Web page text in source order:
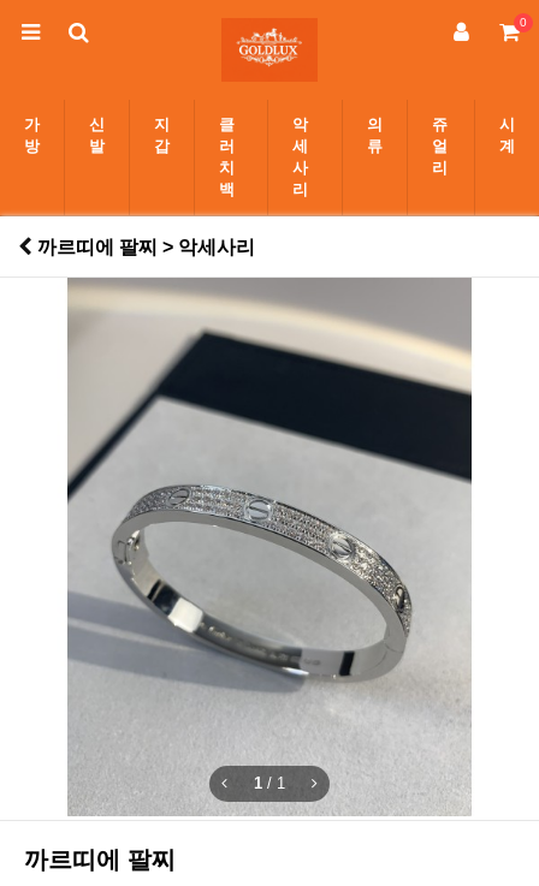
0
가
방
신
발
지
갑
클
러
치
백
악
세
사
리
의
류
쥬
얼
리
시
계
까르띠에 팔찌 > 악세사리
1 / 1
까르띠에 팔찌